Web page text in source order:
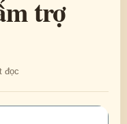
trợ
đọc